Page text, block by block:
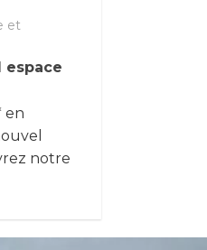
et
espace
en
notre